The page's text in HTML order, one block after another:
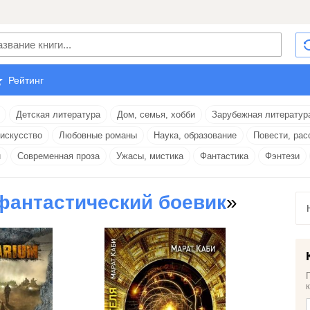
Рейтинг
Детская литература Дом, семья, хобби
Зарубежная
Любовные романы Наука, образование
Повести,
Современная проза Ужасы, мистика Фантастика Фэнтези
боевик»